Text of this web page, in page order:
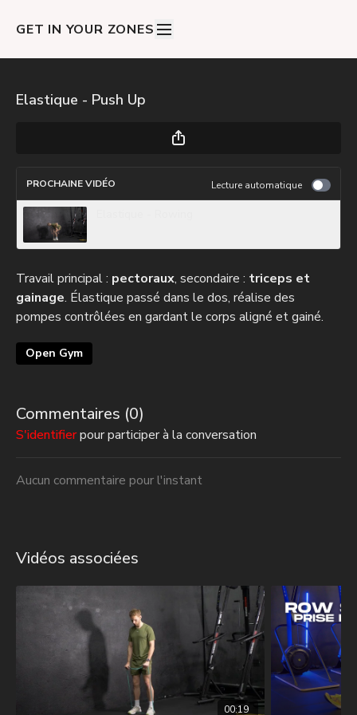
GET IN YOUR ZONES
Elastique - Push Up
PROCHAINE VIDÉO Lecture automatique
Travail principal : pectoraux, secondaire : triceps et
gainage. Élastique passé dans le dos, réalise des
pompes contrôlées en gardant le corps aligné et gainé.
Open Gym
Commentaires (0)
S'identifierpour participer à la conversation
Aucun commentaire pour l'instant
Vidéos associées
00:19